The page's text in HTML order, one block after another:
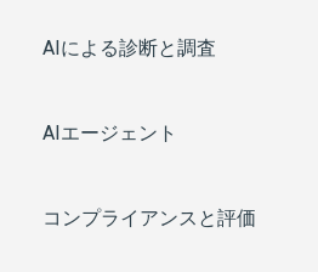
AIによる診断と調査
AIエージェント
コンプライアンスと評価